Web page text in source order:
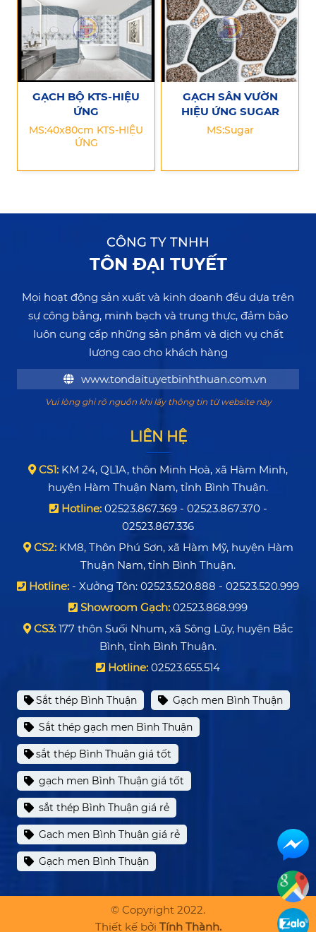
GẠCH BỘ KTS-HIỆU
ỨNG
MS:40x80cm KTS-HIỆU
ỨNG
GẠCH SÂN VƯỜN
HIỆU ỨNG SUGAR
MS:Sugar
CÔNG TY TNHH
TÔN ĐẠI TUYẾT
Mọi hoạt động sản xuất và kinh doanh đều dựa trên
sự công bằng, minh bạch và trung thực, đảm bảo
luôn cung cấp những sản phẩm và dịch vụ chất
lượng cao cho khách hàng
www.tondaituyetbinhthuan.com.vn
Vui lòng ghi rõ nguồn khi lấy thông tin từ website này
LIÊN HỆ
CS1: KM 24, QL1A, thôn Minh Hoà, xã Hàm Minh,
huyện Hàm Thuận Nam, tỉnh Bình Thuận.
Hotline:02523.867.369 - 02523.867.370 -
02523.867.336
CS2:KM8, Thôn Phú Sơn, xã Hàm Mỹ, huyện Hàm
Thuận Nam, tỉnh Bình Thuận.
Hotline: - Xưởng Tôn: 02523.520.888 - 02523.520.999
Showroom Gạch: 02523.868.999
CS3: 177 thôn Suối Nhum, xã Sông Lũy, huyện Bắc
Bình, tỉnh Bình Thuận.
Hotline: 02523.655.514
Sắt thép Bình Thuận Gạch men Bình Thuận
Sắt thép gạch men Bình Thuận
sắt thép Bình Thuận giá tốt
gạch men Bình Thuận giá tốt
sắt thép Bình Thuận giá rẻ
Gạch men Bình Thuận giá rẻ
Gạch men Bình Thuận
© Copyright 2022.
Thiết kế bởi Tính Thành.